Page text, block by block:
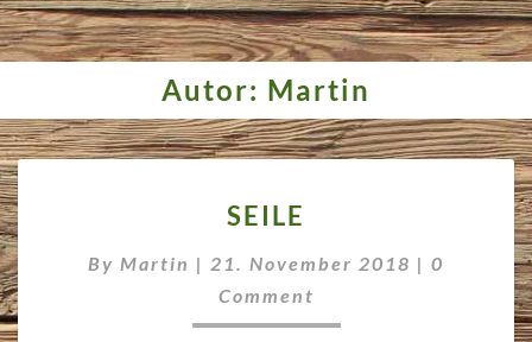
Autor: Martin
SEILE
By Martin | 21. November 2018 | 0
Comment